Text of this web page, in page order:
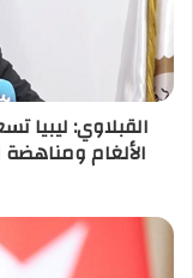
ت
ر
القبلاوي: ليبيا
الألغام